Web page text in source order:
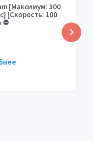
[Максимум: 300
[Скорость: 100